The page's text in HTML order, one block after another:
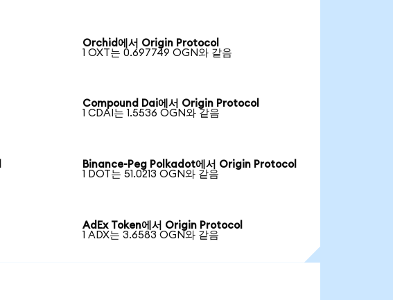
Orchid에서 Origin Protocol
1 OXT는 0.697749 OGN와 같음
Compound Dai에서 Origin Protocol
1 CDAI는 1.5536 OGN와 같음
Binance-Peg Polkadot에서 Origin Protocol
1 DOT는 51.0213 OGN와 같음
AdEx Token에서 Origin Protocol
1 ADX는 3.6583 OGN와 같음